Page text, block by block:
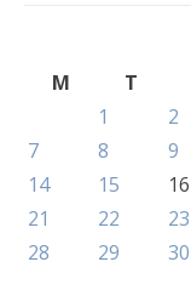
M
T
1
2
7
8 9
14
15 16
21
22 23
28
29 30